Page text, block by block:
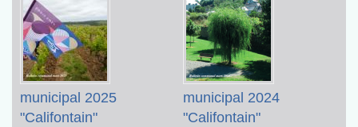
municipal 2025
"Califontain"
municipal 2024
"Califontain"